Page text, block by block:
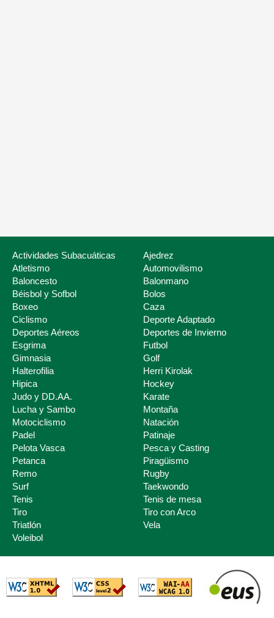
Deporte Escolar
Actividades Subacuáticas
Ajedrez
Atletismo
Automovilismo
Baloncesto
Balonmano
Béisbol y Sofbol
Bolos
Boxeo
Caza
Ciclismo
Deporte Adaptado
Deportes Aéreos
Deportes de Invierno
Esgrima
Futbol
Gimnasia
Golf
Halterofilia
Herri Kirolak
Hipica
Hockey
Judo y DD.AA.
Karate
Lucha y Sambo
Montaña
Motociclismo
Natación
Padel
Patinaje
Pelota Vasca
Pesca y Casting
Petanca
Piragüismo
Remo
Rugby
Surf
Taekwondo
Tenis
Tenis de mesa
Tiro
Tiro con Arco
Triatlón
Vela
Voleibol